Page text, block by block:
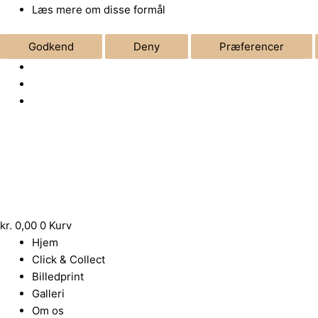
Læs mere om disse formål
Godkend Deny Præferencer
kr. 0,00 0 Kurv
Hjem
Click & Collect
Billedprint
Galleri
Om os